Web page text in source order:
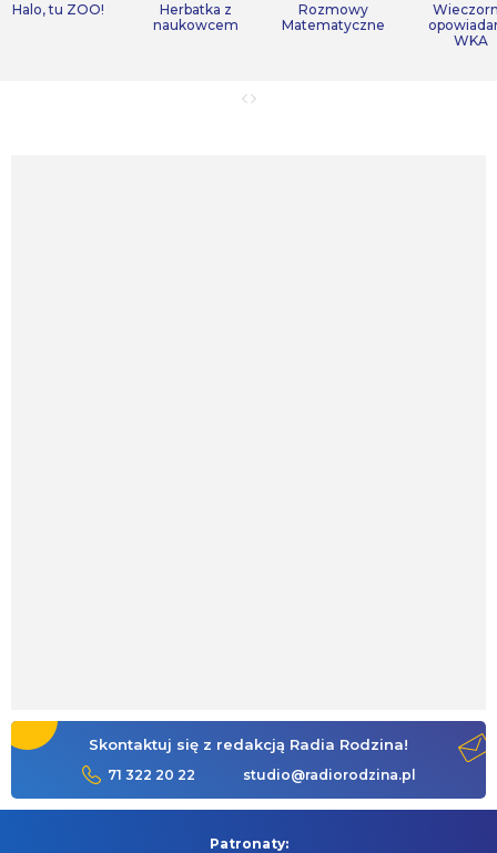
Halo, tu ZOO!
Herbatka z
naukowcem
Rozmowy
Matematyczne
WKA
Skontaktuj się z redakcją Radia Rodzina!
71 322 20 22 studio@radiorodzina.pl
Patronaty: